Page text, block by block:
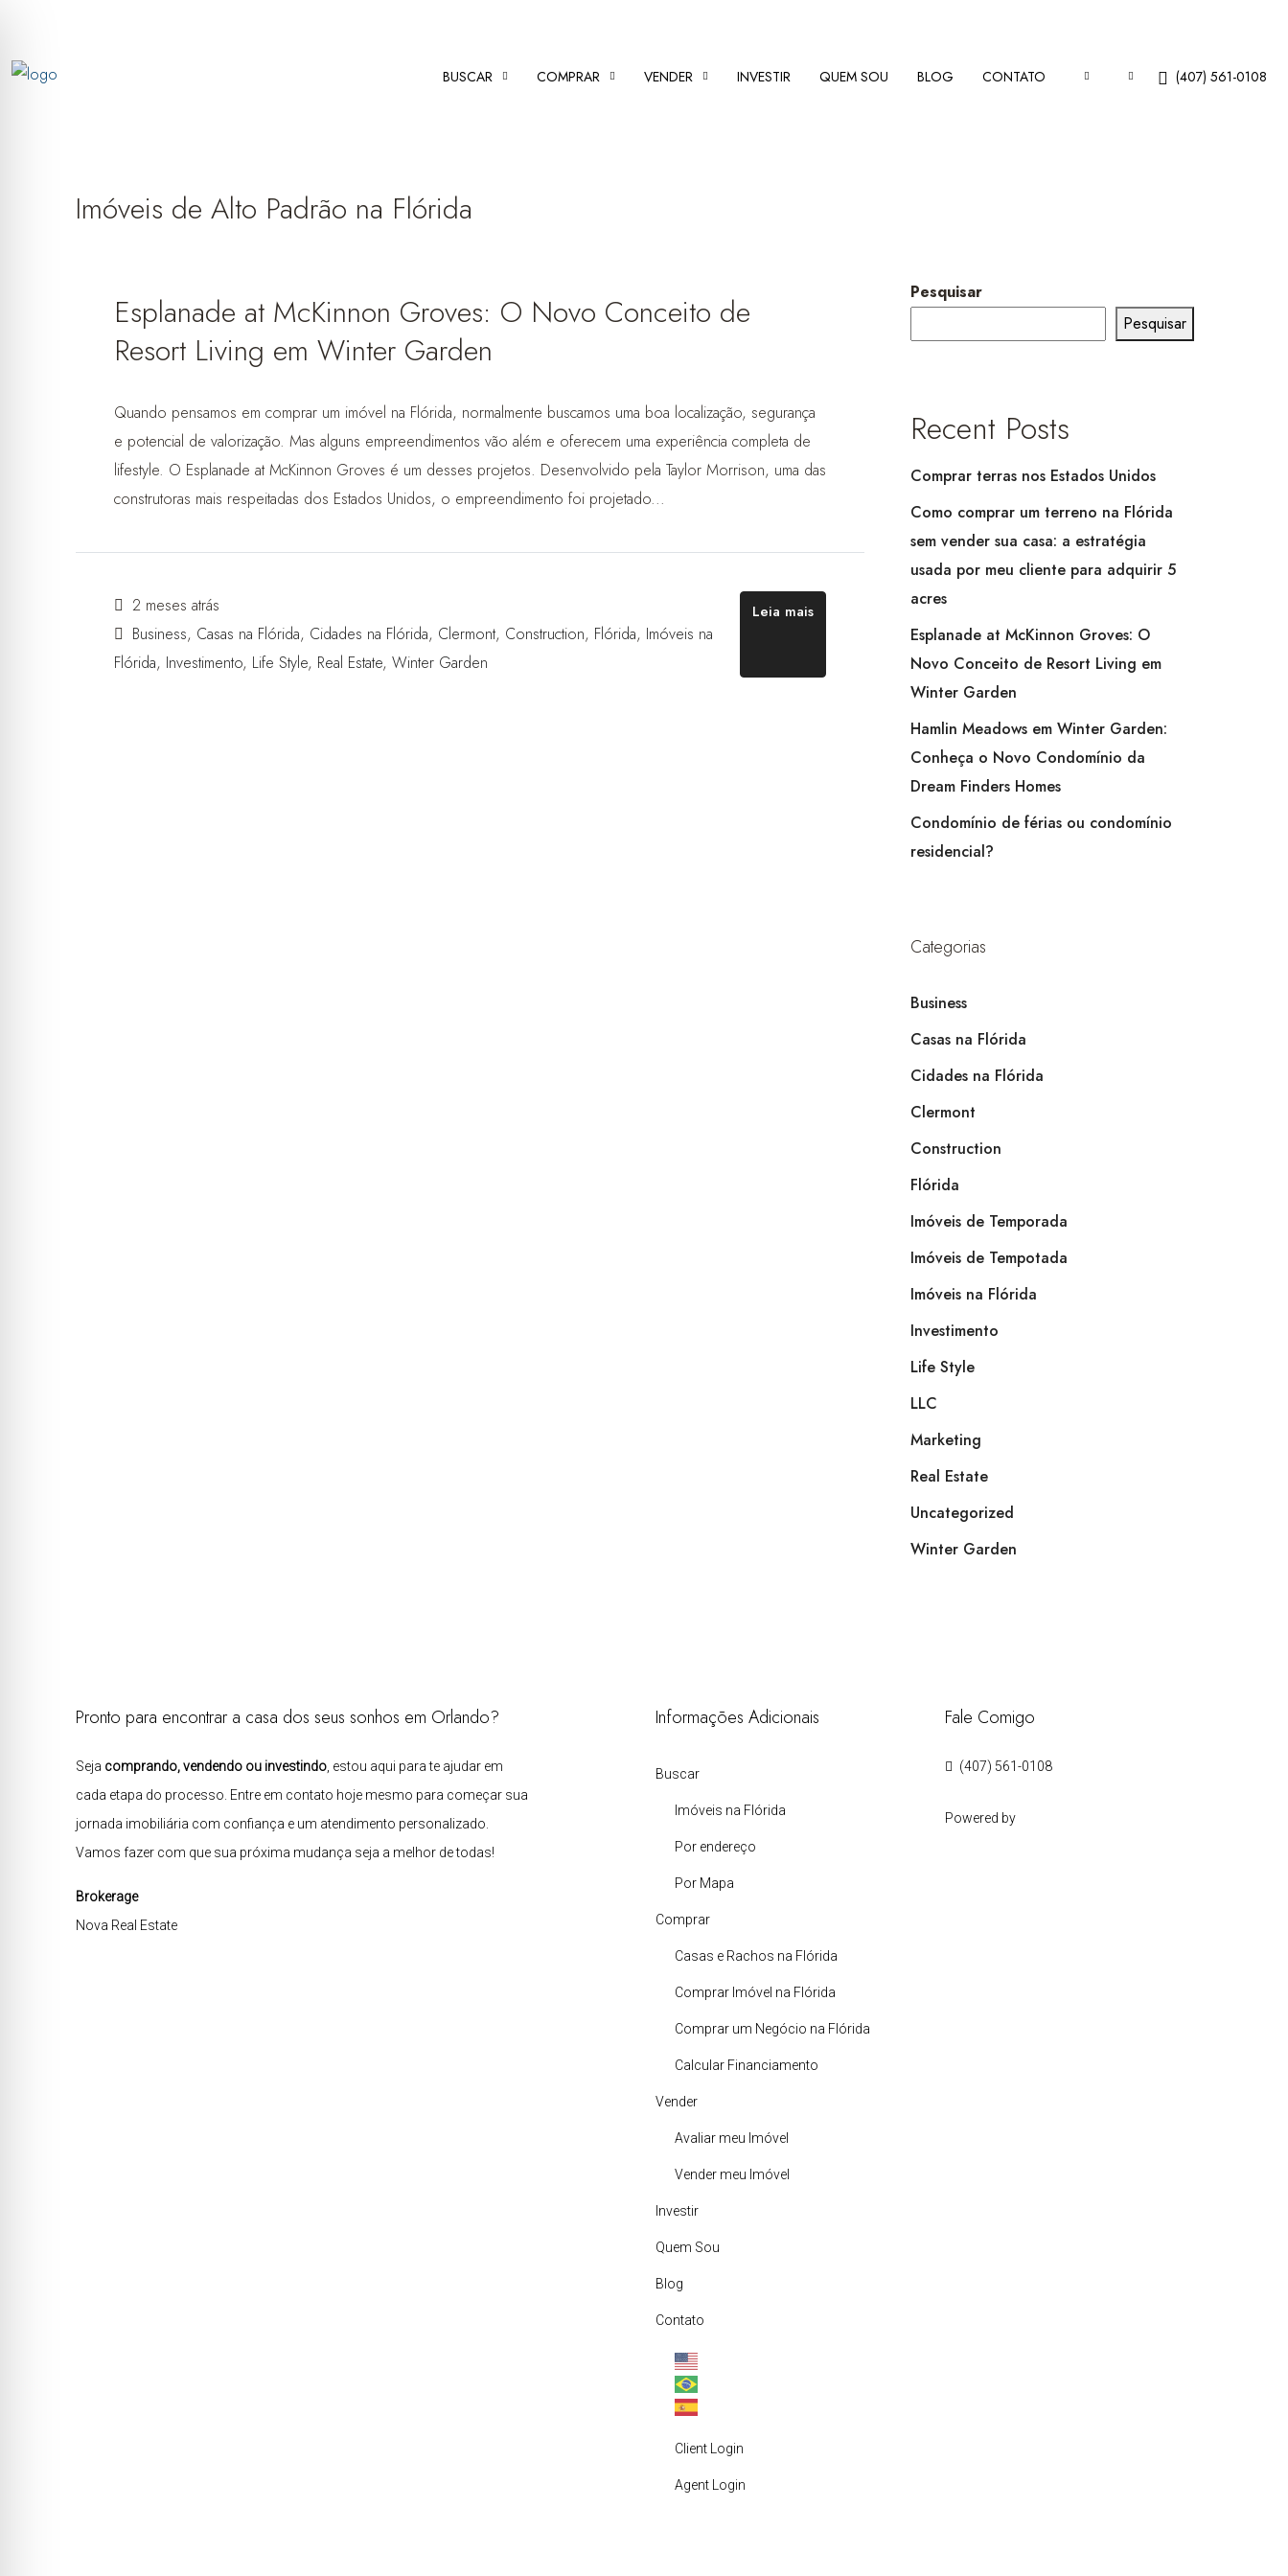
BUSCAR COMPRAR VENDER INVESTIR QUEM SOU BLOG CONTATO (407) 561-0108
Imóveis de Alto Padrão na Flórida
Esplanade at McKinnon Groves: O Novo Conceito de
Resort Living em Winter Garden
Quando pensamos em comprar um imóvel na Flórida, normalmente buscamos uma boa localização, segurança
e potencial de valorização. Mas alguns empreendimentos vão além e oferecem uma experiência completa de
lifestyle. O Esplanade at McKinnon Groves é um desses projetos. Desenvolvido pela Taylor Morrison, uma das
construtoras mais respeitadas dos Estados Unidos, o empreendimento foi projetado...
2 meses atrás
Business, Casas na Flórida, Cidades na Flórida, Clermont, Construction, Flórida, Imóveis na
Flórida, Investimento, Life Style, Real Estate, Winter Garden
Leia mais
Pesquisar
Pesquisar
Recent Posts
Comprar terras nos Estados Unidos
Como comprar um terreno na Flórida
sem vender sua casa: a estratégia
usada por meu cliente para adquirir 5
acres
Esplanade at McKinnon Groves: O
Novo Conceito de Resort Living em
Winter Garden
Hamlin Meadows em Winter Garden:
Conheça o Novo Condomínio da
Dream Finders Homes
Condomínio de férias ou condomínio
residencial?
Categorias
Business
Casas na Flórida
Cidades na Flórida
Clermont
Construction
Flórida
Imóveis de Temporada
Imóveis de Tempotada
Imóveis na Flórida
Investimento
Life Style
LLC
Marketing
Real Estate
Uncategorized
Winter Garden
Pronto para encontrar a casa dos seus sonhos em Orlando?
Seja comprando, vendendo ou investindo , estou aqui para te ajudar em
cada etapa do processo. Entre em contato hoje mesmo para começar sua
jornada imobiliária com confiança e um atendimento personalizado.
Vamos fazer com que sua próxima mudança seja a melhor de todas!
Brokerage
Nova Real Estate
Informações Adicionais
Buscar
Imóveis na Flórida
Por endereço
Por Mapa
Comprar
Casas e Rachos na Flórida
Comprar Imóvel na Flórida
Comprar um Negócio na Flórida
Calcular Financiamento
Vender
Avaliar meu Imóvel
Vender meu Imóvel
Investir
Quem Sou
Blog
Contato
Client Login
Agent Login
Fale Comigo
(407) 561-0108
Powered by